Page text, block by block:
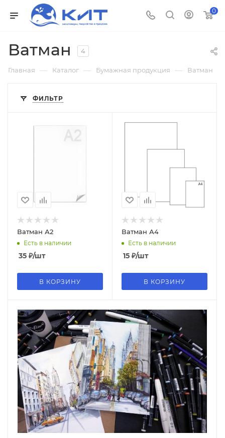
0
Ватман 4
Главная — Каталог — Бумажная продукция — Ватман
ФИЛЬТР
Ватман А2
Есть в наличии
35 ₽/шт
В КОРЗИНУ
Ватман А4
Есть в наличии
15 ₽/шт
В КОРЗИНУ